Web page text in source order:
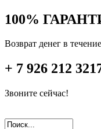
100%
Возврат денег в
+ 7 926 212
Звоните сейчас!